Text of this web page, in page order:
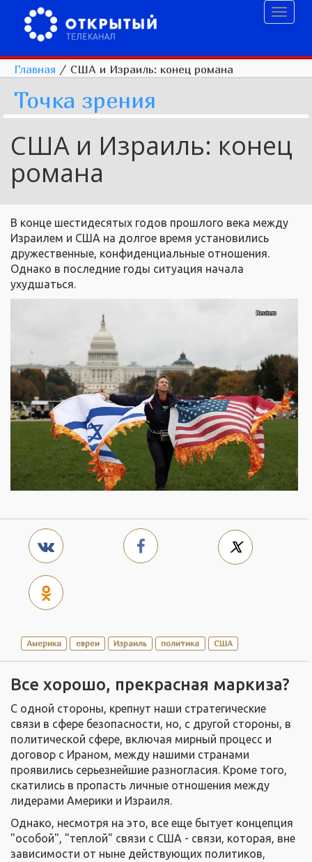
Главная / США и Израиль: конец романа
Точка зрения
США и Израиль: конец
романа
В конце шестидесятых годов прошлого века между
Израилем и США на долгое время установились
дружественные, конфиденциальные отношения.
Однако в последние годы ситуация начала
ухудшаться.
Америка евреи Израиль политика США
Все хорошо, прекрасная маркиза?
С одной стороны, крепнут наши стратегические
связи в сфере безопасности, но, с другой стороны, в
политической сфере, включая мирный процесс и
договор с Ираном, между нашими странами
проявились серьезнейшие разногласия. Кроме того,
скатились в пропасть личные отношения между
лидерами Америки и Израиля.
Однако, несмотря на это, все еще бытует концепция
"особой", "теплой" связи с США - связи, которая, вне
зависимости от ныне действующих политиков,